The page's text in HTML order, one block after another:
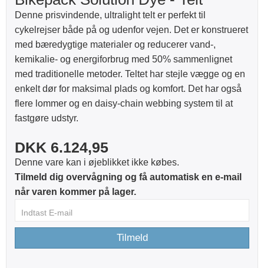
Denne prisvindende, ultralight telt er perfekt til
cykelrejser både på og udenfor vejen. Det er konstrueret
med bæredygtige materialer og reducerer vand-,
kemikalie- og energiforbrug med 50% sammenlignet
med traditionelle metoder. Teltet har stejle vægge og en
enkelt dør for maksimal plads og komfort. Det har også
flere lommer og en daisy-chain webbing system til at
fastgøre udstyr.
DKK 6.124,95
Denne vare kan i øjeblikket ikke købes.
Tilmeld dig overvågning og få automatisk en e-mail
når varen kommer på lager.
Tilmeld